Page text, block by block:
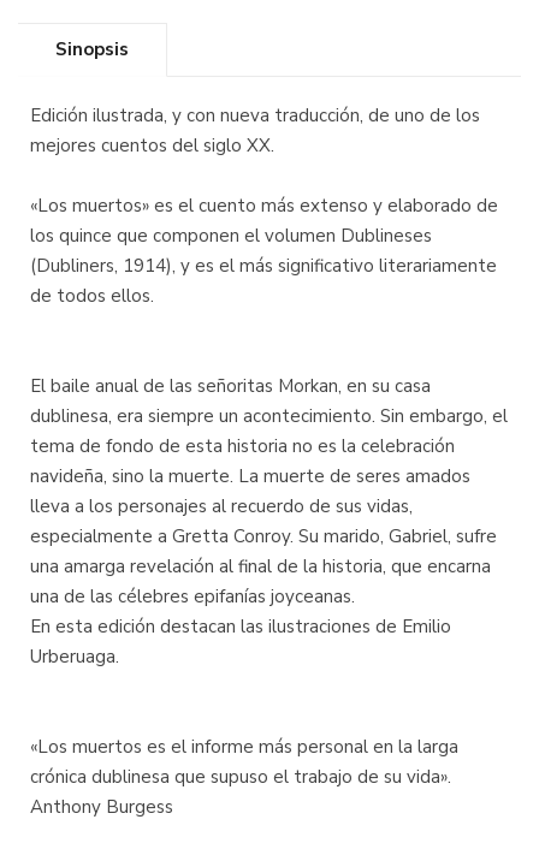
Sinopsis
Edición ilustrada, y con nueva traducción, de uno de los
mejores cuentos del siglo XX.
«Los muertos» es el cuento más extenso y elaborado de
los quince que componen el volumen Dublineses
(Dubliners, 1914), y es el más significativo literariamente
de todos ellos.
El baile anual de las señoritas Morkan, en su casa
dublinesa, era siempre un acontecimiento. Sin embargo, el
tema de fondo de esta historia no es la celebración
navideña, sino la muerte. La muerte de seres amados
lleva a los personajes al recuerdo de sus vidas,
especialmente a Gretta Conroy. Su marido, Gabriel, sufre
una amarga revelación al final de la historia, que encarna
una de las célebres epifanías joyceanas.
En esta edición destacan las ilustraciones de Emilio
Urberuaga.
«Los muertos es el informe más personal en la larga
crónica dublinesa que supuso el trabajo de su vida».
Anthony Burgess